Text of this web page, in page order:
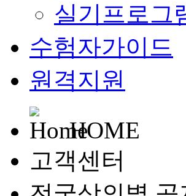
실기프로그
수험자가이드
원격지원
HOME
고객센터